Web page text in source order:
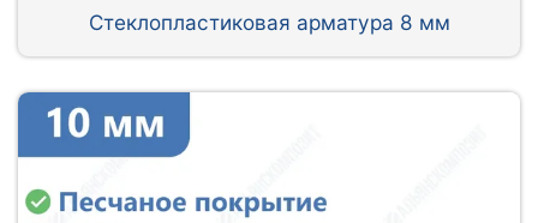
Стеклопластиковая арматура 8 мм